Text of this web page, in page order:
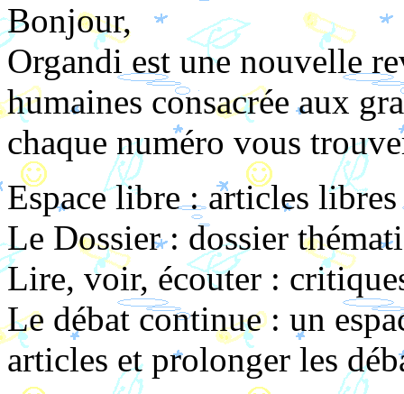
Bonjour,
Organdi est une nouvelle
humaines consacrée aux
chaque numéro vous
Espace libre : articles libres
Le Dossier : dossier
Lire, voir, écouter :
Le débat continue : un
articles et prolonger les